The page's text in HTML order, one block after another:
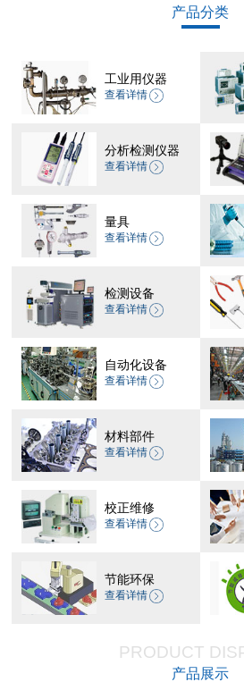
产品分类
工业用仪器
查看详情
分析检测仪器
查看详情
量具
查看详情
检测设备
查看详情
自动化设备
查看详情
材料部件
查看详情
校正维修
查看详情
节能环保
查看详情
PRODUCT
产品展示